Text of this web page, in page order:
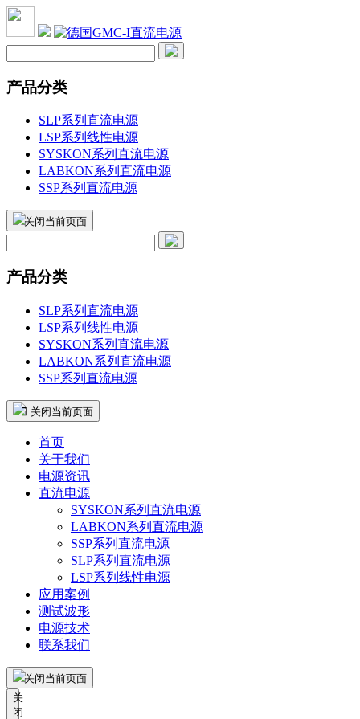
产品分类
SLP系列直流电源
LSP系列线性电源
SYSKON系列直流电源
LABKON系列直流电源
SSP系列直流电源
关闭当前页面
产品分类
SLP系列直流电源
LSP系列线性电源
SYSKON系列直流电源
LABKON系列直流电源
SSP系列直流电源
 关闭当前页面
首页
关于我们
电源资讯
直流电源
SYSKON系列直流电源
LABKON系列直流电源
SSP系列直流电源
SLP系列直流电源
LSP系列线性电源
应用案例
测试波形
电源技术
联系我们
关闭当前页面
关
闭